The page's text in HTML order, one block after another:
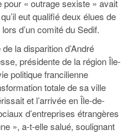
« outrage sexiste » avait
eut qualifié deux élues de
d’un comité du Sedif.
la disparition d’André
présidente de la région Île-
politique francilienne
totale de sa ville
et l’arrivée en Île-de-
d’entreprises étrangères
», a-t-elle salué, soulignant